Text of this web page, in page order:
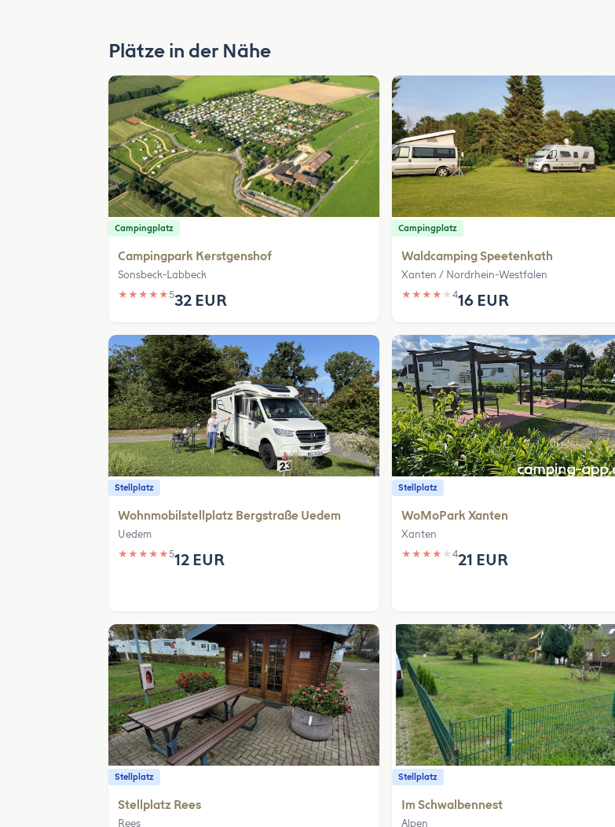
Plätze in der Nähe
Campingplatz
Campingpark Kerstgenshof
Sonsbeck-Labbeck
★ ★ ★ ★ ★532 EUR
Campingplatz
Waldcamping Speetenkath
Xanten / Nordrhein-Westfalen
★ ★ ★ ★ ★416 EUR
Stellplatz
Wohnmobilstellplatz Bergstraße Uedem
Uedem
★ ★ ★ ★ ★512 EUR
Stellplatz
WoMoPark Xanten
Xanten
★ ★ ★ ★ ★421 EUR
Stellplatz
Stellplatz Rees
Rees
Stellplatz
Im Schwalbennest
Alpen